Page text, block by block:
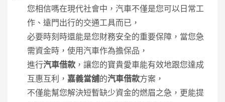
您相信嗎在現代社會中，汽車不僅是您可以日常工
作、遠門出行的交通工具而已，
必要時刻時還能是您財務安全的重要保障，當您急
需資金時，使用汽車作為擔保品，
進行汽車借款 ，讓您的寶貴愛車能有效地跟您達成
互惠互利， 嘉義當舖的汽車借款方案，
不僅能幫您解決短暫缺少資金的燃眉之急，更能提